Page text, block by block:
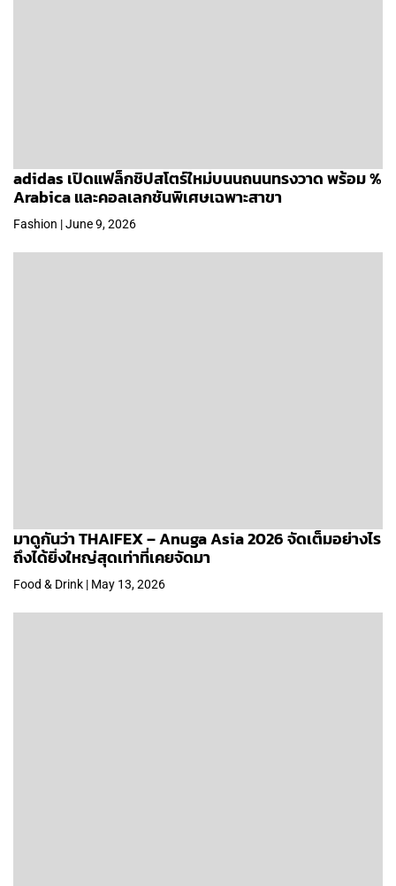
adidas เปิดแฟล็กชิปสโตร์ใหม่บนนถนนทรงวาด พร้อม %
Arabica และคอลเลกชันพิเศษเฉพาะสาขา
Fashion | June 9, 2026
มาดูกันว่า THAIFEX – Anuga Asia 2026 จัดเต็มอย่างไร
ถึงได้ยิ่งใหญ่สุดเท่าที่เคยจัดมา
Food & Drink | May 13, 2026